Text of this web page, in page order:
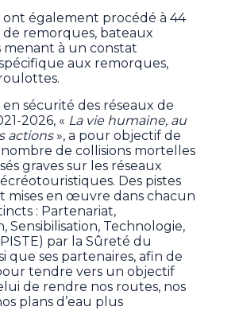
ont également procédé à 44
de remorques, bateaux
à un constat
aux remorques,
en sécurité des réseaux de
2026, « La vie humaine, au
actions», a pour objectif de
de collisions mortelles
graves sur les réseaux
Des pistes
mises en œuvre dans chacun
: Partenariat,
Sensibilisation, Technologie,
par la Sûreté du
que ses partenaires, afin de
tendre vers un objectif
de rendre nos routes, nos
plans d’eau plus